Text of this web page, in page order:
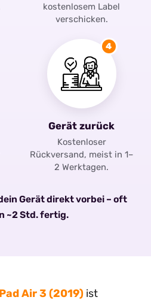
kostenlosem Label
verschicken.
4
Gerät zurück
Kostenloser
Rückversand, meist in 1–
2 Werktagen.
Gerät direkt vorbei – oft
~2 Std. fertig.
Air 3 (2019) ist